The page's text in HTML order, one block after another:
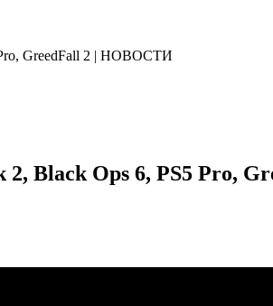
Pro, GreedFall 2 | НОВОСТИ
2, Black Ops 6, PS5 Pro,